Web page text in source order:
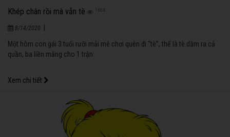
Khép chân rồi mà vẫn tè 1654
8/14/2020
Một hôm con gái 3 tuổi rưỡi mải mê chơi quên đi “tè”, thế là tè dầm ra cả
quần, ba liền mắng cho 1 trận:
Xem chi tiết